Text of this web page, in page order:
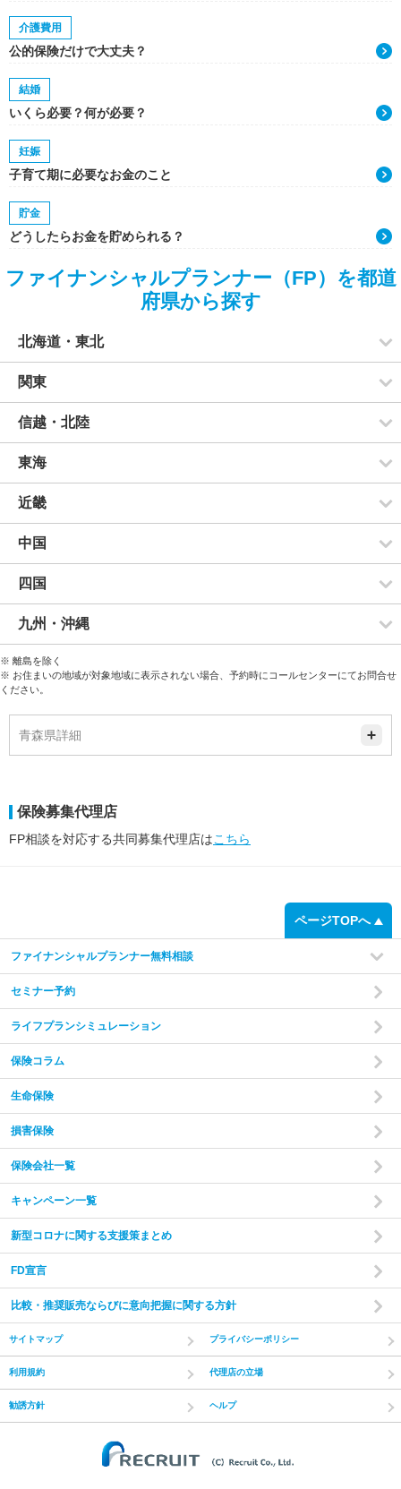
介護費用
公的保険だけで大丈夫？
結婚
いくら必要？何が必要？
妊娠
子育て期に必要なお金のこと
貯金
どうしたらお金を貯められる？
ファイナンシャルプランナー（FP）を都道
府県から探す
北海道・東北
関東
信越・北陸
東海
近畿
中国
四国
九州・沖縄
※ 離島を除く
※ お住まいの地域が対象地域に表示されない場合、予約時にコールセンターにてお問合せ
ください。
青森県詳細
保険募集代理店
FP相談を対応する共同募集代理店はこちら
ページTOPへ
ファイナンシャルプランナー無料相談
セミナー予約
ライフプランシミュレーション
保険コラム
生命保険
損害保険
保険会社一覧
キャンペーン一覧
新型コロナに関する支援策まとめ
FD宣言
比較・推奨販売ならびに意向把握に関する方針
サイトマップ プライバシーポリシー
利用規約 代理店の立場
勧誘方針 ヘルプ